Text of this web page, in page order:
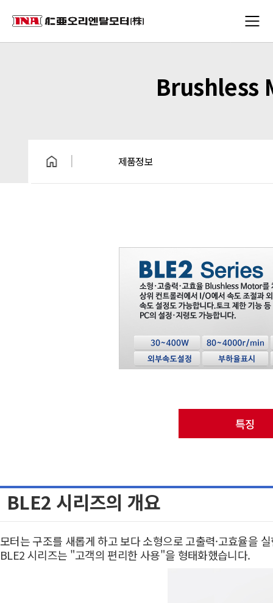
Brushless
제품정보
특징
BLE2 시리즈의 개요
모터는 구조를 새롭게 하고 보다 소형으로 고출력·고효율을
BLE2 시리즈는 "고객의 편리한 사용"을 형태화했습니다.